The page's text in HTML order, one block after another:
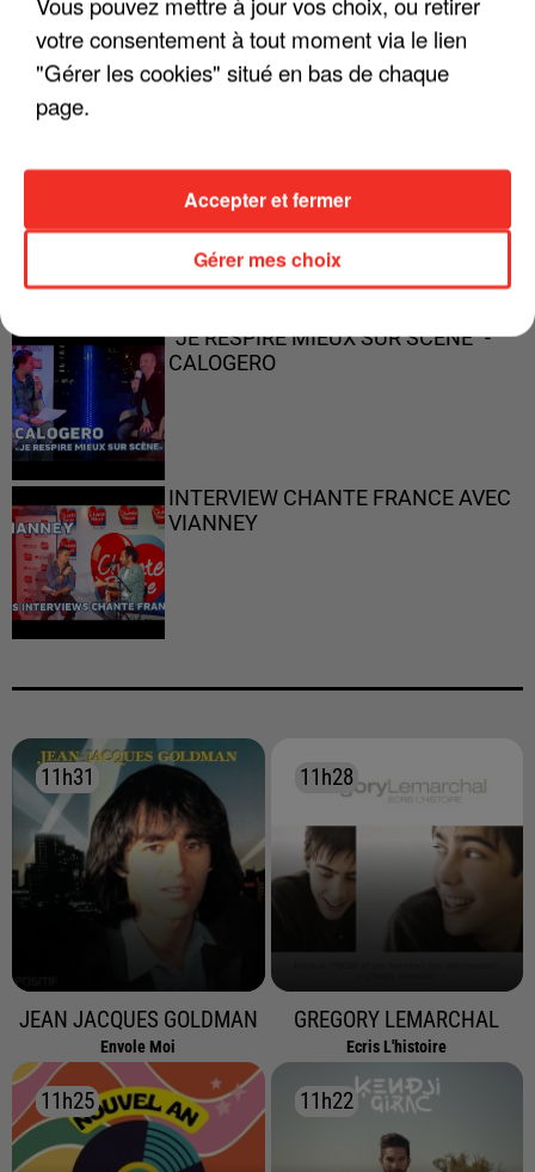
"ON A TOUS LE TRAC"
"ON N'EST PAS DES PARENTS
PARFAITS"
"JE RESPIRE MIEUX SUR SCÈNE" -
CALOGERO
INTERVIEW CHANTE FRANCE AVEC
VIANNEY
11h31
11h31
JEAN JACQUES GOLDMAN
Envole Moi
11h28
11h28
GREGORY LEMARCHAL
Ecris L'histoire
11h25
11h25 11h22
11h22
votre consentement à tout moment via le lien
"Gérer les cookies" situé en bas de chaque
page.
Gérer mes choix
Accepter et fermer